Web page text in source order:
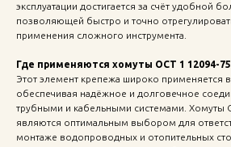
эксплуатации достигается за счёт удобной
позволяющей быстро и точно
применения сложного инструмента.
Где применяются хомуты ОСТ 1 12094-75
Этот элемент крепежа широко применяется в
обеспечивая надёжное и долговечное
трубными и кабельными системами. Хомуты
являются оптимальным выбором для
монтаже водопроводных и отопительных